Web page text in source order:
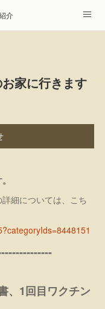
介
家に行きます
細については、こち
、1回目ワクチン